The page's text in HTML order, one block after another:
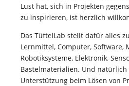
Lust hat, sich in Projekten
zu inspirieren, ist herzlich
Das TüftelLab stellt dafür alles
Lernmittel, Computer, Software,
Robotiksysteme, Elektronik,
Bastelmaterialien. Und natürlich
Unterstützung beim Lösen von